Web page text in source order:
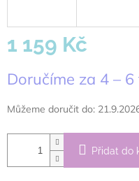
1 159 Kč
cena:
Doručíme za 4 –
Můžeme doručit do:
Přidat do